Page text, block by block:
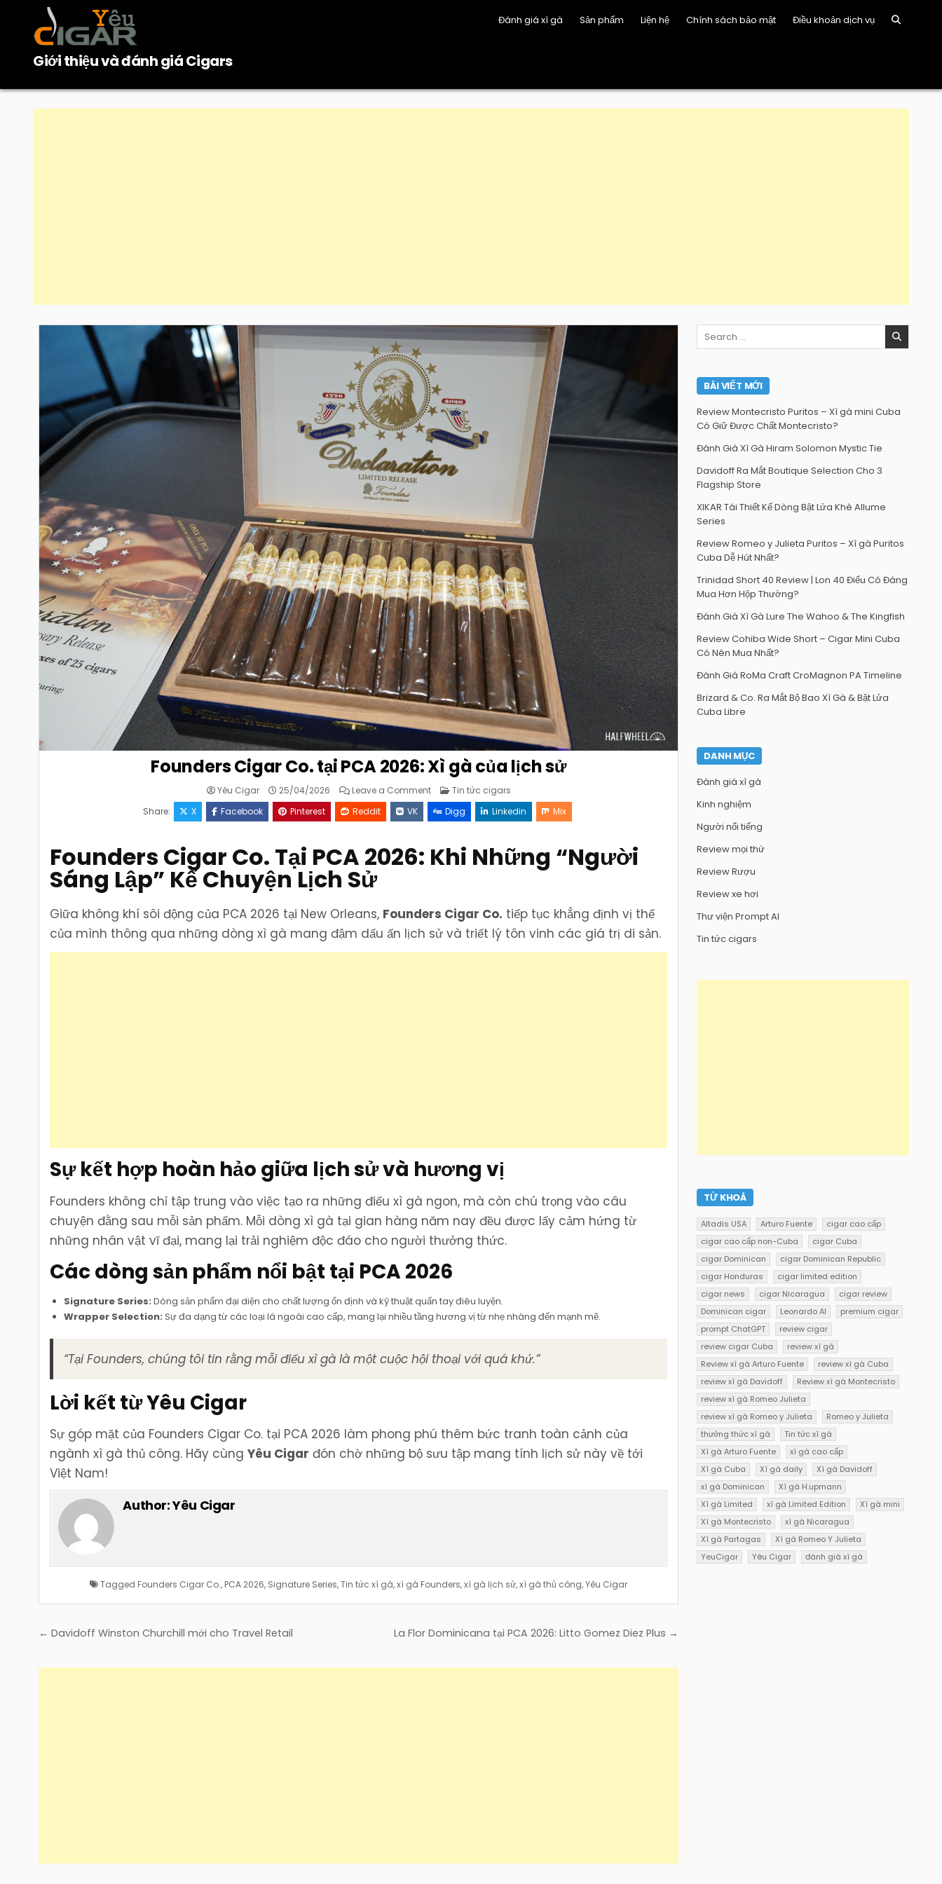
content
Giới thiệu và đánh giá Cigars
Đánh giá xì gà Sản phẩm Liện hệ Chính sách bảo mật Điều khoản dịch vụ
Founders Cigar Co. tại PCA 2026: Xì gà của lịch sử
Yêu Cigar 25/04/2026 Leave a Commenton
Founders
Cigar
Co.
tại
Xì
gà
của
Posted
Tin tức cigars
Share:
X Facebook Pinterest Reddit VK Digg Linkedin Mix
Founders Cigar Co. Tại PCA 2026: Khi Những “Người
Sáng Lập” Kể Chuyện Lịch Sử
Giữa không khí sôi động của PCA 2026 tại New Orleans, Founders Cigar Co. tiếp tục khẳng định vị thế
của mình thông qua những dòng xì gà mang đậm dấu ấn lịch sử và triết lý tôn vinh các giá trị di sản.
Sự kết hợp hoàn hảo giữa lịch sử và hương vị
Founders không chỉ tập trung vào việc tạo ra những điếu xì gà ngon, mà còn chú trọng vào câu
chuyện đằng sau mỗi sản phẩm. Mỗi dòng xì gà tại gian hàng năm nay đều được lấy cảm hứng từ
những nhân vật vĩ đại, mang lại trải nghiệm độc đáo cho người thưởng thức.
Các dòng sản phẩm nổi bật tại PCA 2026
Signature Series: Dòng sản phẩm đại diện cho chất lượng ổn định và kỹ thuật quấn tay điêu luyện.
Wrapper Selection: Sự đa dạng từ các loại lá ngoài cao cấp, mang lại nhiều tầng hương vị từ nhẹ nhàng đến mạnh mẽ.
“Tại Founders, chúng tôi tin rằng mỗi điếu xì gà là một cuộc hội thoại với quá khứ.”
Lời kết từ Yêu Cigar
Sự góp mặt của Founders Cigar Co. tại PCA 2026 làm phong phú thêm bức tranh toàn cảnh của
ngành xì gà thủ công. Hãy cùngYêu Cigar đón chờ những bộ sưu tập mang tính lịch sử này về tới
Việt Nam!
Author:Yêu Cigar
Tagged Founders Cigar Co., PCA 2026, Signature Series,Tin tức xì gà,xì gà Founders,xì gà lịch sử,xì gà thủ công,Yêu Cigar
Điều
bài
La Flor Dominicana tại PCA 2026: Litto Gomez Diez Plus →
← Davidoff Winston Churchill mới cho Travel Retail
Search
for:
BÀI VIẾT MỚI
Review Montecristo Puritos – Xì gà mini Cuba
Có Giữ Được Chất Montecristo?
Đánh Giá Xì Gà Hiram Solomon Mystic Tie
Davidoff Ra Mắt Boutique Selection Cho 3
Flagship Store
XIKAR Tái Thiết Kế Dòng Bật Lửa Khè Allume
Series
Review Romeo y Julieta Puritos – Xì gà Puritos
Cuba Dễ Hút Nhất?
Trinidad Short 40 Review | Lon 40 Điếu Có Đáng
Mua Hơn Hộp Thường?
Đánh Giá Xì Gà Lure The Wahoo & The Kingfish
Review Cohiba Wide Short – Cigar Mini Cuba
Có Nên Mua Nhất?
Đánh Giá RoMa Craft CroMagnon PA Timeline
Brizard & Co. Ra Mắt Bộ Bao Xì Gà & Bật Lửa
Cuba Libre
DANH MỤC
Đánh giá xì gà
Kinh nghiệm
Người nổi tiếng
Review mọi thứ
Review Rượu
Review xe hơi
Thư viện Prompt AI
Tin tức cigars
TỪ KHOÁ
Altadis USA Arturo Fuente
cigar cao cấp
cigar cao cấp non-Cuba
cigar Cuba
cigar Dominican
cigar Dominican Republic
cigar Honduras
cigar limited edition
cigar news
cigar Nicaragua
cigar review
Dominican cigar
Leonardo AI
premium cigar
prompt ChatGPT
review cigar
review cigar Cuba
review xì gà
Review xì gà Arturo Fuente
review xì gà Cuba
review xì gà Davidoff
Review xì gà Montecristo
review xì gà Romeo Julieta
review xì gà Romeo y Julieta
Romeo y Julieta
thưởng thức xì gà
Tin tức xì gà
Xì gà Arturo Fuente
xì gà cao cấp
Xì gà Cuba
Xì gà daily
Xì gà Davidoff
xì gà Dominican
Xì gà H.upmann
Xì gà Limited
xì gà Limited Edition
Xì gà mini
Xì gà Montecristo
xì gà Nicaragua
Xì gà Partagas
Xì gà Romeo Y Julieta
YeuCigar
Yêu Cigar đánh giá xì gà